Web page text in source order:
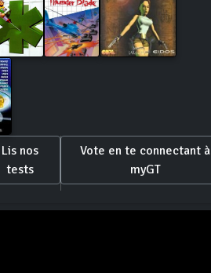
Lis nos
tests
Vote en te connectant à
myGT